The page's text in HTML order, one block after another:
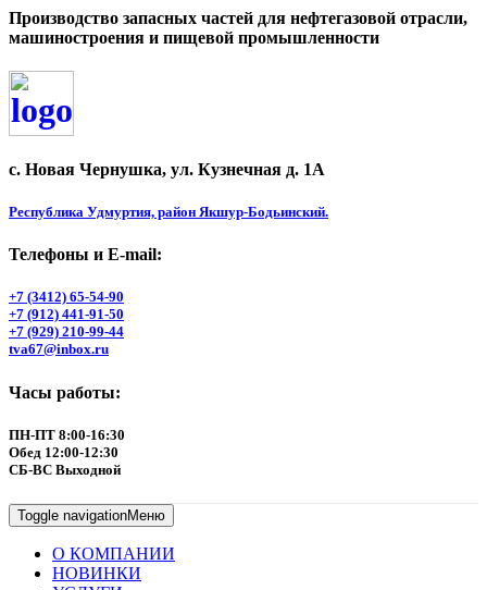
Производство запасных частей для нефтегазовой отрасли,
машиностроения и пищевой промышленности
с. Новая Чернушка, ул. Кузнечная д. 1А
Республика Удмуртия, район Якшур-Бодьинский.
Телефоны и Е-mail:
+7 (3412) 65-54-90
+7 (912) 441-91-50
+7 (929) 210-99-44
tva67@inbox.ru
Часы работы:
ПН-ПТ 8:00-16:30
Обед 12:00-12:30
СБ-ВС Выходной
Toggle navigationМеню
О КОМПАНИИ
НОВИНКИ